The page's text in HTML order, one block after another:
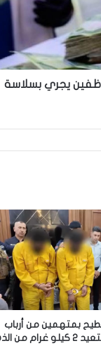
يجري بسلاسة
بمتهمين من أرباب
السوابق وتستعيد 2 كيلو غرام